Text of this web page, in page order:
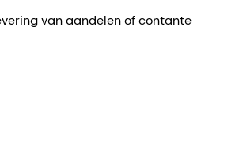
van aandelen of contante